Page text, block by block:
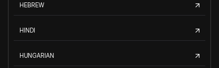
HEBREW
HINDI
HUNGARIAN